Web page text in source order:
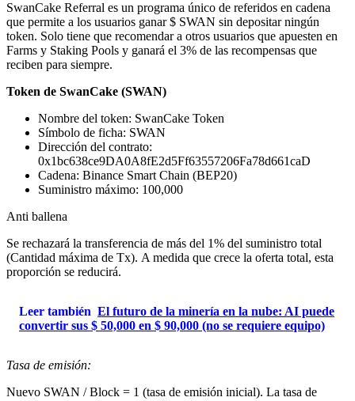
SwanCake Referral es un programa único de referidos en cadena
que permite a los usuarios ganar $ SWAN sin depositar ningún
token. Solo tiene que recomendar a otros usuarios que apuesten en
Farms y Staking Pools y ganará el 3% de las recompensas que
reciben para siempre.
Token de SwanCake (SWAN)
Nombre del token: SwanCake Token
Símbolo de ficha: SWAN
Dirección del contrato:
0x1bc638ce9DA0A8fE2d5Ff63557206Fa78d661caD
Cadena: Binance Smart Chain (BEP20)
Suministro máximo: 100,000
Anti ballena
Se rechazará la transferencia de más del 1% del suministro total
(Cantidad máxima de Tx). A medida que crece la oferta total, esta
proporción se reducirá.
Leer también El futuro de la minería en la nube: AI puede
convertir sus $ 50,000 en $ 90,000 (no se requiere equipo)
Tasa de emisión:
Nuevo SWAN / Block = 1 (tasa de emisión inicial). La tasa de